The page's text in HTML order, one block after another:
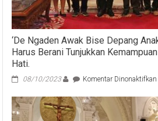
‘De Ngaden Awak Bise Depang
Harus Berani Tunjukkan
Hati.
08/10/2023 Komentar Dinonaktifkan